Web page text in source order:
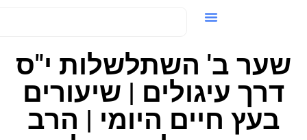
שער ב' השתלשלות י"ס
דרך עיגולים | שיעורים
בעץ חיים היומי | הרב